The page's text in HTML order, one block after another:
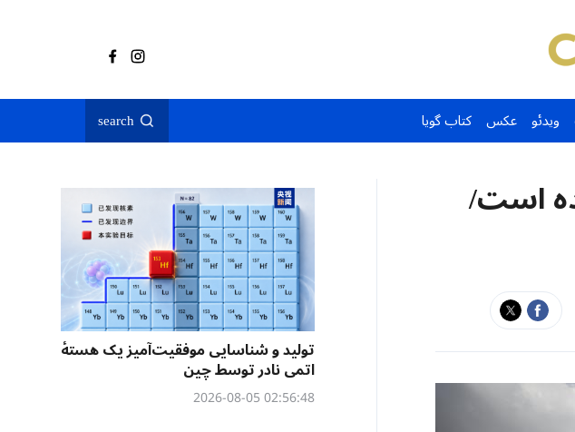
ویدئو عکس کتاب گویا search
است/
تولید و شناسایی موفقیت‌آمیز یک هستهٔ
اتمی نادر توسط چین
02:56:48 2026-08-05